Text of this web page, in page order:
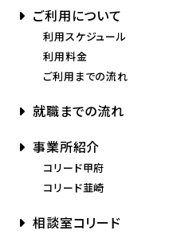
ご利用について
利用スケジュール
利用料金
ご利用までの流れ
就職までの流れ
事業所紹介
コリード甲府
コリード韮崎
相談室コリード